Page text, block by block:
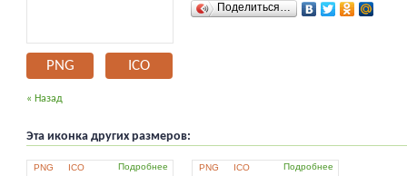
PNG ICO
Поделиться…
« Назад
Эта иконка других размеров:
PNG ICO Подробнее PNG ICO Подробнее